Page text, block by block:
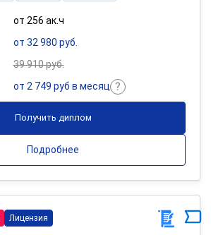
от 256 ак.ч
от 32 980 руб.
39 910 руб.
от 2 749 руб в месяц
Получить диплом
Подробнее
Лицензия